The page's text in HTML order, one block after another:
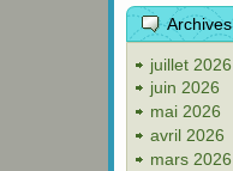
Archives
juillet 2026
juin 2026
mai 2026
avril 2026
mars 2026